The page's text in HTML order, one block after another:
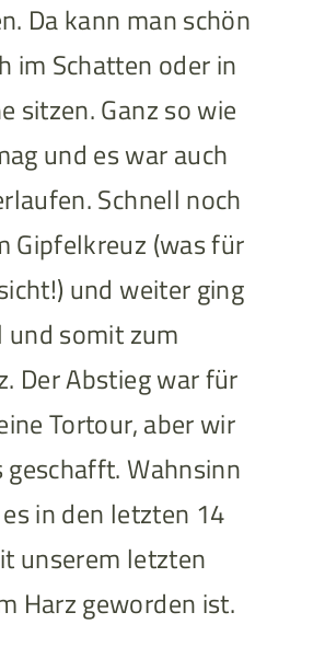
Da kann man schön
im Schatten oder in
sitzen. Ganz so wie
und es war auch
Schnell noch
Gipfelkreuz (was für
und weiter ging
und somit zum
Der Abstieg war für
Tortour, aber wir
geschafft. Wahnsinn
in den letzten 14
unserem letzten
Harz geworden ist.